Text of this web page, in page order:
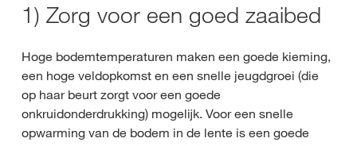
1) Zorg voor een goed zaaibed
Hoge bodemtemperaturen maken een goede kieming,
een hoge veldopkomst en een snelle jeugdgroei (die
op haar beurt zorgt voor een goede
onkruidonderdrukking) mogelijk. Voor een snelle
opwarming van de bodem in de lente is een goede